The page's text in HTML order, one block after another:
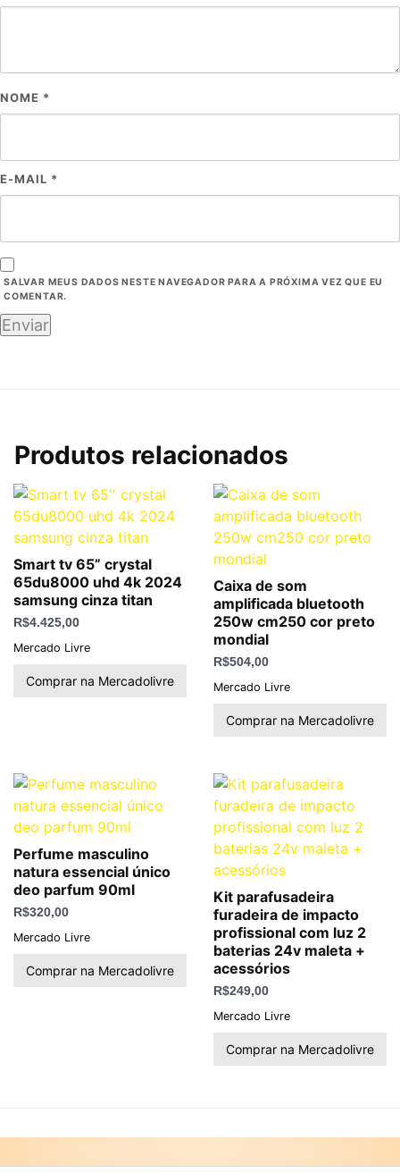
NOME *
E-MAIL *
SALVAR MEUS DADOS NESTE NAVEGADOR PARA A PRÓXIMA VEZ QUE EU
COMENTAR.
Produtos relacionados
Smart tv 65” crystal
65du8000 uhd 4k 2024
samsung cinza titan
R$4.425,00
Mercado Livre
Comprar na Mercadolivre
Caixa de som
amplificada bluetooth
250w cm250 cor preto
mondial
R$504,00
Mercado Livre
Comprar na Mercadolivre
Perfume masculino
natura essencial único
deo parfum 90ml
R$320,00
Mercado Livre
Comprar na Mercadolivre
Kit parafusadeira
furadeira de impacto
profissional com luz 2
baterias 24v maleta +
acessórios
R$249,00
Mercado Livre
Comprar na Mercadolivre